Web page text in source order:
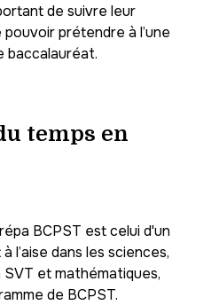
de suivre leur
prétendre à l’une
baccalauréat.
temps en
BCPST est celui d'un
l’aise dans les sciences,
et mathématiques,
de BCPST.